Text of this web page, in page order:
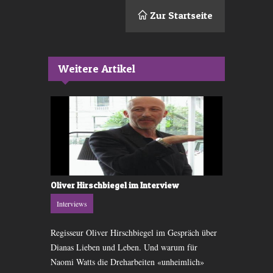
Zur Startseite
Weitere Artikel
Oliver Hirschbiegel im Interview
Interviews
Regisseur Oliver Hirschbiegel im Gespräch über
Dianas Lieben und Leben. Und warum für
Naomi Watts die Dreharbeiten «unheimlich»